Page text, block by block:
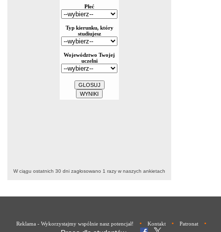
W ciągu ostatnich 30 dni zagłosowano 1 razy w naszych ankietach
Reklama - Wykorzystajmy wspólnie nasz potencjał! • Kontakt • Patronat •